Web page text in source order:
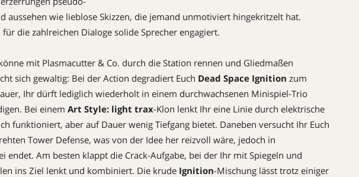
aussehen wie lieblose Skizzen, die jemand unmotiviert hingekritzelt hat.
die zahlreichen Dialoge solide Sprecher engagiert.
mit Plasmacutter & Co. durch die Station rennen und Gliedmaßen
sich gewaltig: Bei der Action degradiert Euch Dead Space Ignition zum
Ihr dürft lediglich wiederholt in einem durchwachsenen Minispiel-Trio
Bei einem Art Style: light trax-Klon lenkt Ihr eine ­Linie durch elektrische
funktioniert, aber auf Dauer wenig Tiefgang bietet. Daneben versucht Ihr Euch
Tower Defense, was von der Idee her reizvoll wäre, jedoch in
endet. Am besten klappt die Crack-Aufgabe, bei der Ihr mit Spiegeln und
ins Ziel lenkt und kombiniert. Die krude Ignition-Mischung lässt trotz einiger